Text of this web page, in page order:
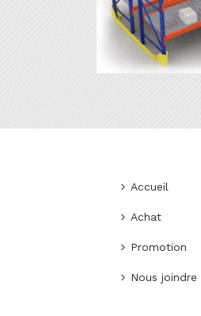
Accueil
Achat
Promotion
Nous joindre